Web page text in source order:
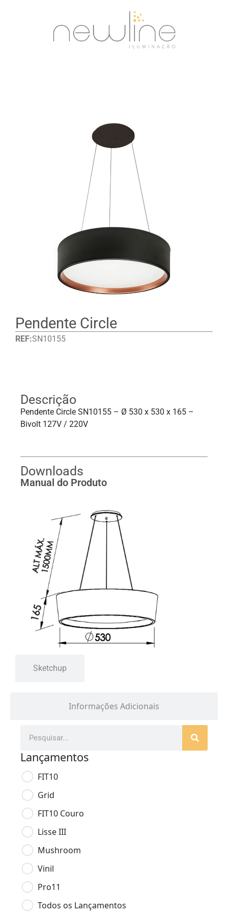
Pendente Circle
REF:SN10155
Informações Adicionais
Descrição
Pendente Circle SN10155 – Ø 530 x 530 x 165 –
Bivolt 127V / 220V
Downloads
Manual do Produto
Sketchup
Lançamentos
FIT10
Grid
FIT10 Couro
Lisse III
Mushroom
Vinil
Pro11
Todos os Lançamentos